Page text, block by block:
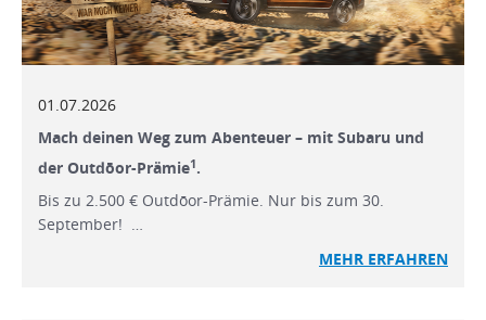
01.07.2026
Mach deinen Weg zum Abenteuer – mit Subaru und
der Outdōor-Prämie1.
Bis zu 2.500 € Outdōor-Prämie. Nur bis zum 30.
September! …
MEHR ERFAHREN